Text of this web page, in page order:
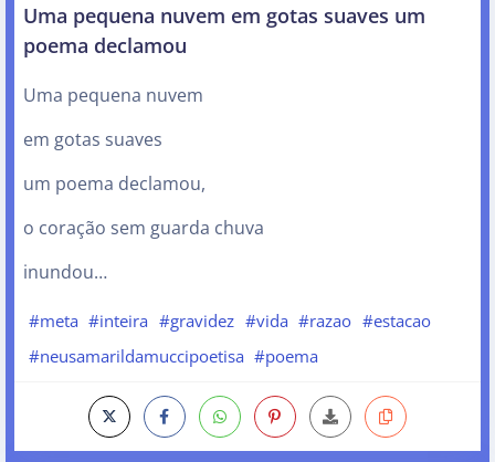
Uma pequena nuvem em gotas suaves um
poema declamou
Uma pequena nuvem
em gotas suaves
um poema declamou,
o coração sem guarda chuva
inundou…
#meta #inteira #gravidez #vida #razao #estacao
#neusamarildamuccipoetisa #poema